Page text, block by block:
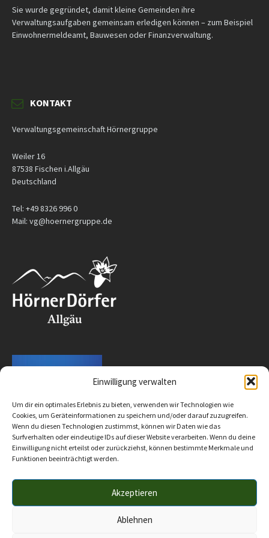
Einwilligung verwalten
Um dir ein optimales Erlebnis zu bieten, verwenden wir Technologien wie
Cookies, um Geräteinformationen zu speichern und/oder darauf zuzugreifen.
Wenn du diesen Technologien zustimmst, können wir Daten wie das
Surfverhalten oder eindeutige IDs auf dieser Website verarbeiten. Wenn du deine
Einwilligung nicht erteilst oder zurückziehst, können bestimmte Merkmale und
Funktionen beeinträchtigt werden.
Akzeptieren
Ablehnen
Sie wurde gegründet, damit kleine Gemeinden ihre
Verwaltungsaufgaben gemeinsam erledigen können – zum Beispiel
Einwohnermeldeamt, Bauwesen oder Finanzverwaltung.
KONTAKT
Verwaltungsgemeinschaft Hörnergruppe
Weiler 16
87538 Fischen i.Allgäu
Deutschland
Tel: +49 8326 996 0
Mail: vg@hoernergruppe.de
Datenschutz